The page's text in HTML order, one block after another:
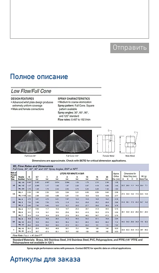
Отправить
Полное описание
Артикулы для заказа